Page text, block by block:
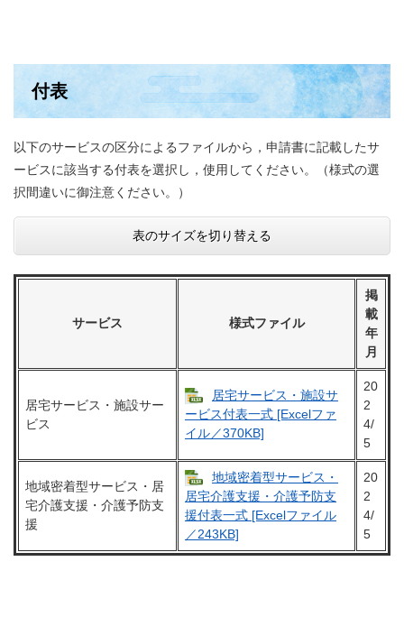
付表
以下のサービスの区分によるファイルから，申請書に記載したサ
ービスに該当する付表を選択し，使用してください。（様式の選
択間違いに御注意ください。）
表のサイズを切り替える
サービス 様式ファイル
掲
載
年
月
居宅サービス・施設サー
ビス
居宅サービス・施設サ
ービス付表一式 [Excelファ
イル／370KB]
20
2
4/
5
地域密着型サービス・居
宅介護支援・介護予防支
援
地域密着型サービス・
居宅介護支援・介護予防支
援付表一式 [Excelファイル
／243KB]
20
2
4/
5